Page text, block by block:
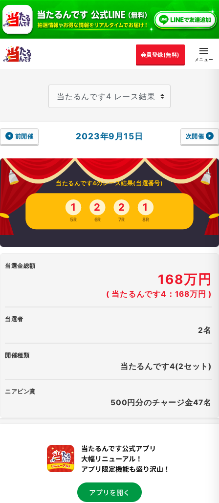
会員登録(無料)
前開催 2023年9月15日 次開催
当たるんです4のレース結果(当選番号)
1
5R
2
6R
2
7R
1
8R
当選金総額
168万円
( 当たるんです4：168万円 )
当選者
2名
開催種類
当たるんです4(2セット)
ニアピン賞
500円分のチャージ金47名